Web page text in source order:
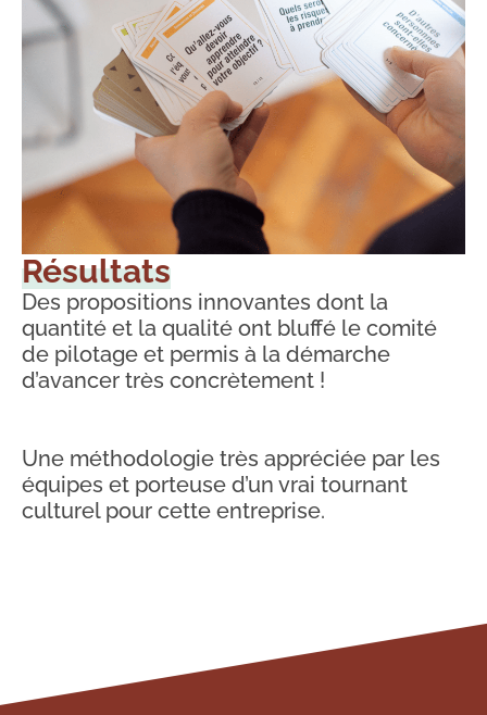
Résultats
Des propositions innovantes dont la
quantité et la qualité ont bluffé le comité
de pilotage et permis à la démarche
d’avancer très concrètement !
Une méthodologie très appréciée par les
équipes et porteuse d’un vrai tournant
culturel pour cette entreprise.